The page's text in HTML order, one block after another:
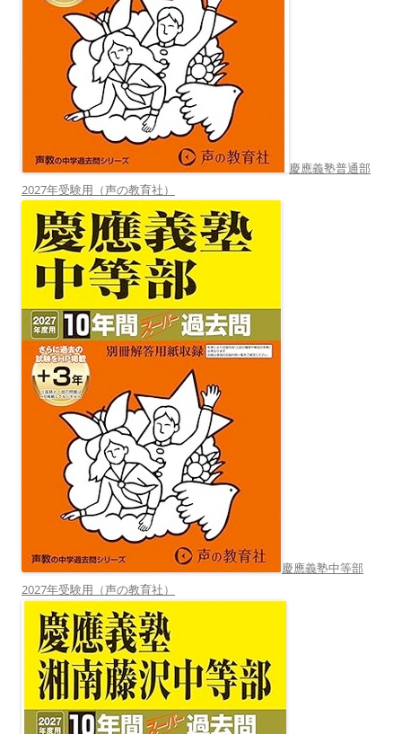
慶應義塾普通部
2027年受験用（声の教育社）
慶應義塾中等部
2027年受験用（声の教育社）